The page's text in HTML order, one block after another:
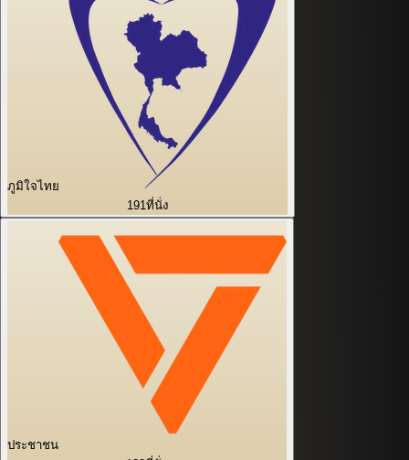
ภูมิใจไทย
191ที่นั่ง
ประชาชน